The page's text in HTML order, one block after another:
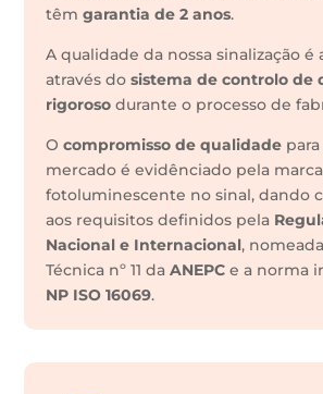
têmgarantia de 2 anos.
A qualidade da nossa sinalização é
através dosistema de controlo de
rigoroso durante o processo de
Ocompromisso de qualidade
mercado é evidênciado pela
fotoluminescente no sinal, dando
aos requisitos definidos pela
Nacional e Internacional,
Técnica nº 11 daANEPC e a norma
NP ISO 16069.